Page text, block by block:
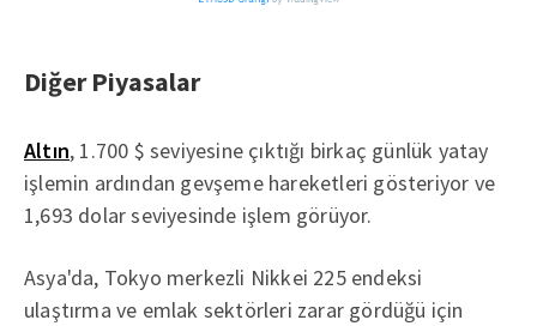
Diğer Piyasalar
Altın, 1.700 $ seviyesine çıktığı birkaç günlük yatay
işlemin ardından gevşeme hareketleri gösteriyor ve
1,693 dolar seviyesinde işlem görüyor.
Asya'da, Tokyo merkezli Nikkei 225 endeksi
ulaştırma ve emlak sektörleri zarar gördüğü için